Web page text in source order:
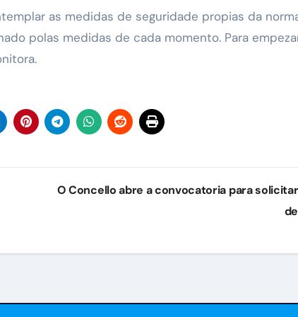
as medidas de seguridade propias da
polas medidas de cada momento. Para
O Concello abre a convocatoria para